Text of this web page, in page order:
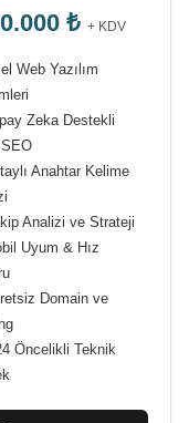
₺ + KDV
Web Yazılım
Zeka Destekli
Anahtar Kelime
Analizi ve Strateji
Uyum & Hız
Domain ve
Öncelikli Teknik